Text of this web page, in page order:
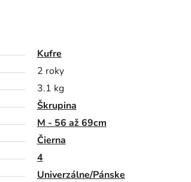
Kufre
2 roky
3.1 kg
Škrupina
M - 56 až 69cm
Čierna
4
Univerzálne/Pánske